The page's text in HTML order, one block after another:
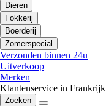
Dieren
Fokkerij
Boerderij
Zomerspecial
Verzonden binnen 24u
Uitverkoop
Merken
Klantenservice in Frankrijk
Zoeken